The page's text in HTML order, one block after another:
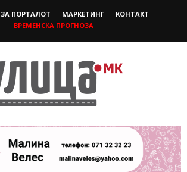
ЗА ПОРТАЛОТ МАРКЕТИНГ
КОНТАКТ
ВРЕМЕНСКА ПРОГНОЗА